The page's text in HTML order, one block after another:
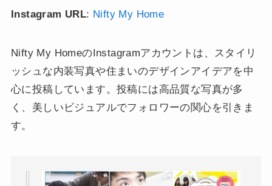
Instagram URL: Nifty My Home
Nifty My HomeのInstagramアカウントは、スタイリ
ッシュな内装写真や住まいのデザインアイデアを中
心に投稿しています。投稿には高品質な写真が多
く、美しいビジュアルでフォロワーの関心を引きま
す。